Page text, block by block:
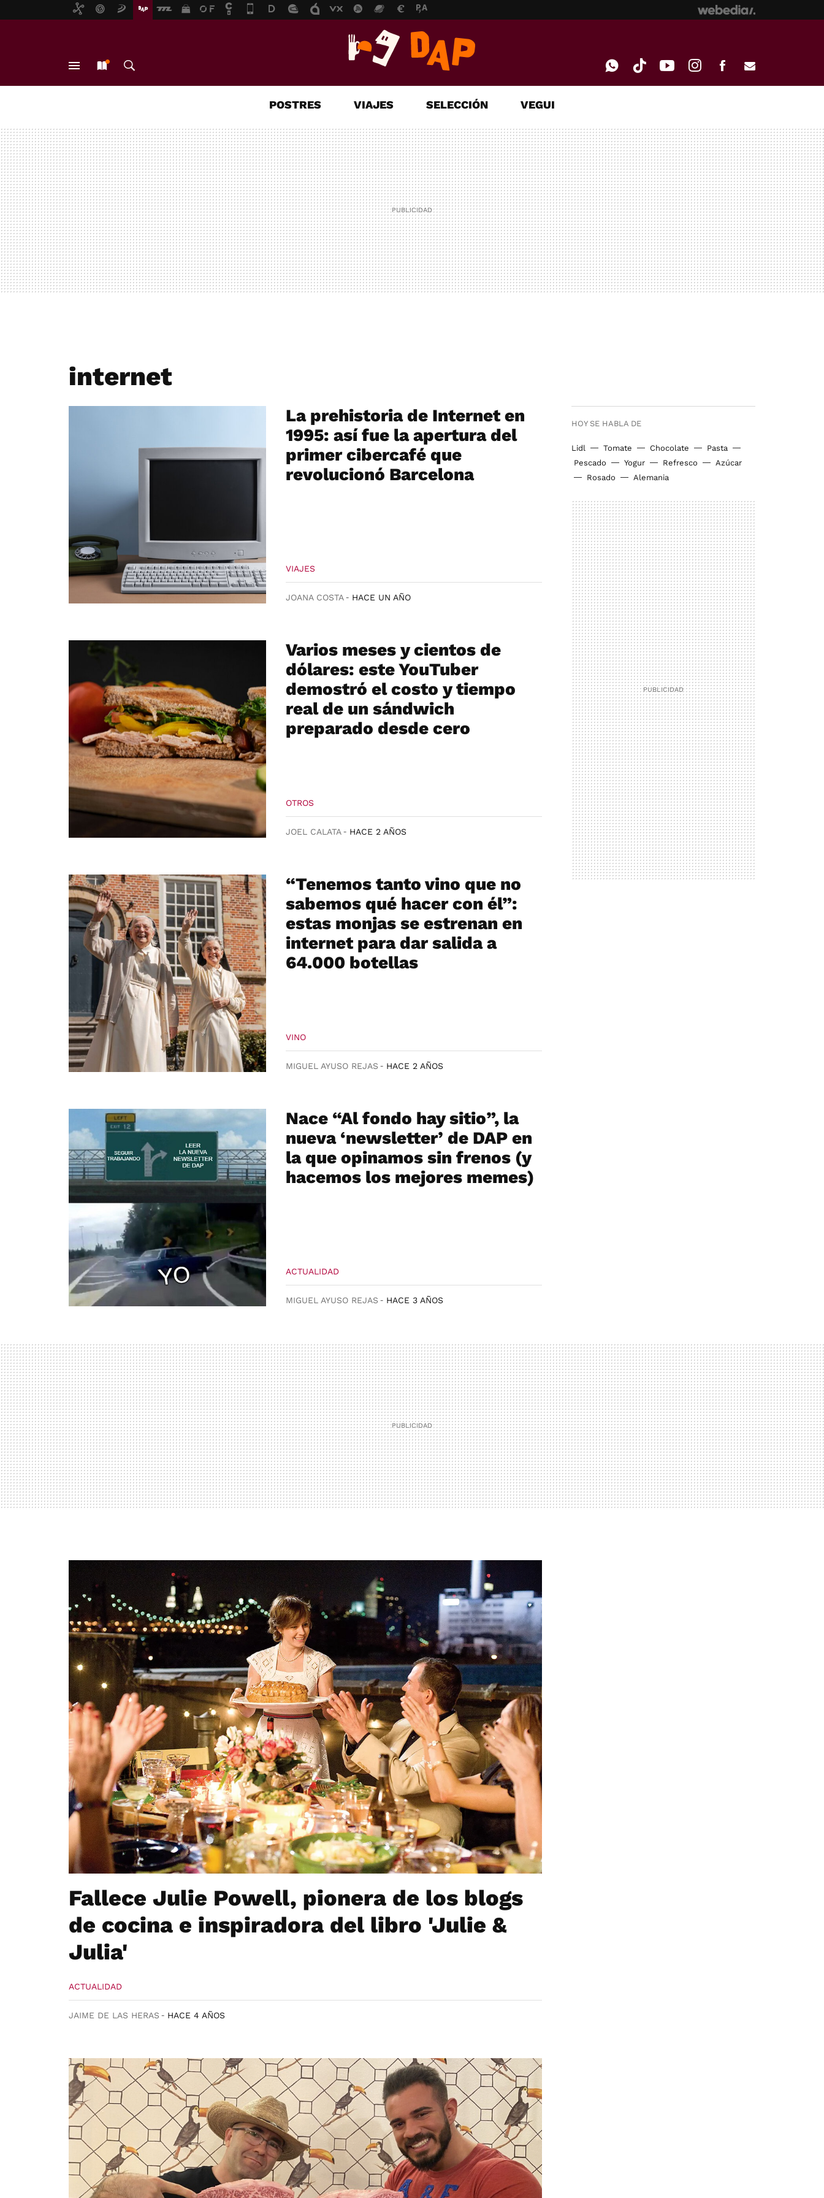
MAIL
POSTRES VIAJES SELECCIÓN VEGUI
internet
HOY SE HABLA DE
Lidl Tomate Chocolate
Pasta
Pescado
Yogur Refresco
Azúcar
Rosado
Alemania
La prehistoria de Internet en
1995: así fue la apertura del
primer cibercafé que
revolucionó Barcelona
VIAJES
JOANA COSTA HACE UN AÑO
Varios meses y cientos de
dólares: este YouTuber
demostró el costo y tiempo
real de un sándwich
preparado desde cero
OTROS
JOEL CALATA HACE 2 AÑOS
“Tenemos tanto vino que no
sabemos qué hacer con él”:
estas monjas se estrenan en
internet para dar salida a
64.000 botellas
VINO
MIGUEL AYUSO REJAS HACE 2 AÑOS
Nace “Al fondo hay sitio”, la
nueva ‘newsletter’ de DAP en
la que opinamos sin frenos (y
hacemos los mejores memes)
ACTUALIDAD
MIGUEL AYUSO REJAS HACE 3 AÑOS
Fallece Julie Powell, pionera de los blogs
de cocina e inspiradora del libro 'Julie &
Julia'
ACTUALIDAD
JAIME DE LAS HERAS HACE 4 AÑOS